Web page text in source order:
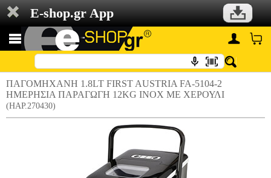
E-shop.gr App
ΠΑΓΟΜΗΧΑΝΗ 1.8LT FIRST AUSTRIA FA-5104-2
ΗΜΕΡHΣΙΑ ΠΑΡΑΓΩΓΗ 12KG INOX ΜΕ ΧΕΡΟΥΛΙ
(HAP.270430)